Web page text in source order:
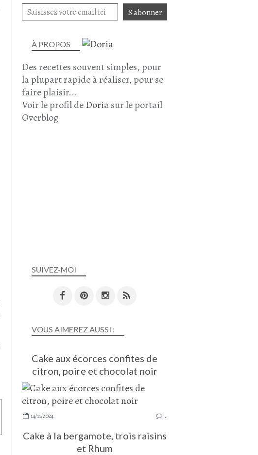
SUIVEZ-MOI
À PROPOS
Des recettes souvent simples, pour
la plupart rapide à réaliser, pour se
faire plaisir...
Voir le profil deDoriasur le portail
Overblog
VOUS AIMEREZ AUSSI :
Cake aux écorces confites de
citron, poire et chocolat noir
14/11/2024 …
Cake à la bergamote, trois raisins
et Rhum